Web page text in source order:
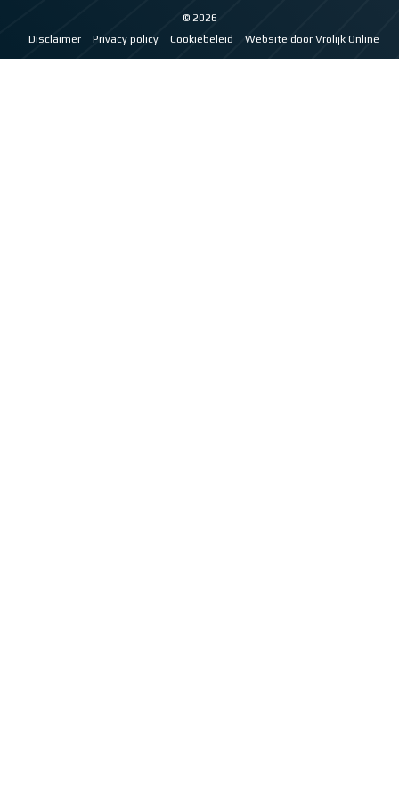
© 2026
Disclaimer
Privacy policy Cookiebeleid Website door Vrolijk Online